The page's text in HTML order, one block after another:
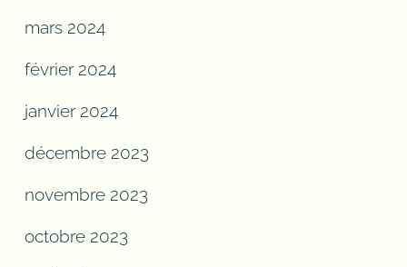
mars 2024
février 2024
janvier 2024
décembre 2023
novembre 2023
octobre 2023